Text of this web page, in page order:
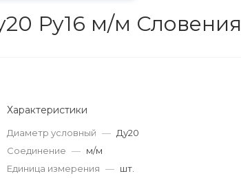
Ру16 м/м Словения
Характеристики
Диаметр условный — Ду20
Соединение — м/м
Единица измерения — шт.